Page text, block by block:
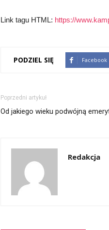
Link tagu HTML: https://
PODZIEL SIĘ Facebook
Poprzedni artykuł
Od jakiego wieku podwójną
Redakcja